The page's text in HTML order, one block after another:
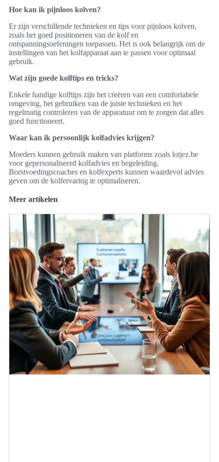
Hoe kan ik pijnloos kolven?
Er zijn verschillende technieken en tips voor pijnloos kolven,
zoals het goed positioneren van de kolf en
ontspanningsoefeningen toepassen. Het is ook belangrijk om de
instellingen van het kolfapparaat aan te passen voor optimaal
gebruik.
Wat zijn goede kolftips en tricks?
Enkele handige kolftips zijn het creëren van een comfortabele
omgeving, het gebruiken van de juiste technieken en het
regelmatig controleren van de apparatuur om te zorgen dat alles
goed functioneert.
Waar kan ik persoonlijk kolfadvies krijgen?
Moeders kunnen gebruik maken van platforms zoals lotjez.be
voor gepersonaliseerd kolfadvies en begeleiding.
Borstvoedingscoaches en kolfexperts kunnen waardevol advies
geven om de kolfervaring te optimaliseren.
Meer artikelen